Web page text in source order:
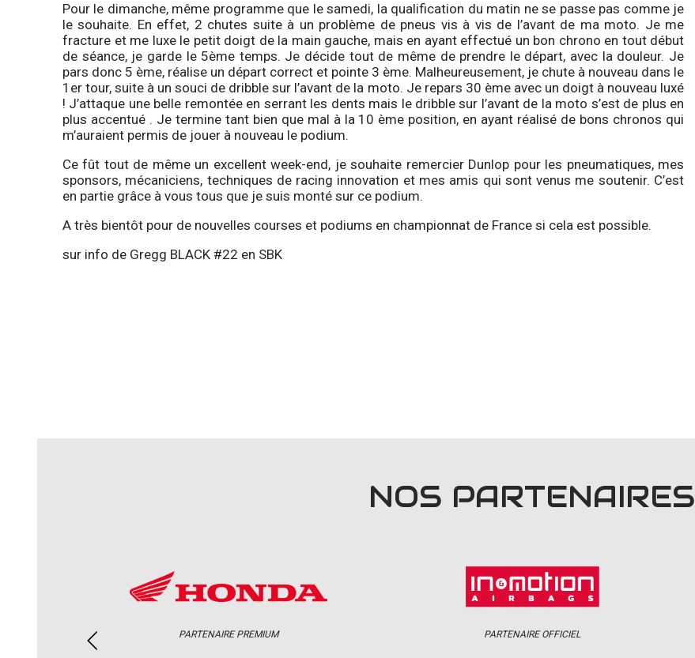
Pour le dimanche, même programme que le samedi, la qualification du matin ne se passe pas comme je
le souhaite. En effet, 2 chutes suite à un problème de pneus vis à vis de l’avant de ma moto. Je me
fracture et me luxe le petit doigt de la main gauche, mais en ayant effectué un bon chrono en tout début
de séance, je garde le 5ème temps. Je décide tout de même de prendre le départ, avec la douleur. Je
pars donc 5 ème, réalise un départ correct et pointe 3 ème. Malheureusement, je chute à nouveau dans le
1er tour, suite à un souci de dribble sur l’avant de la moto. Je repars 30 ème avec un doigt à nouveau luxé
! J’attaque une belle remontée en serrant les dents mais le dribble sur l’avant de la moto s’est de plus en
plus accentué . Je termine tant bien que mal à la 10 ème position, en ayant réalisé de bons chronos qui
m’auraient permis de jouer à nouveau le podium.
Ce fût tout de même un excellent week-end, je souhaite remercier Dunlop pour les pneumatiques, mes
sponsors, mécaniciens, techniques de racing innovation et mes amis qui sont venus me soutenir. C’est
en partie grâce à vous tous que je suis monté sur ce podium.
A très bientôt pour de nouvelles courses et podiums en championnat de France si cela est possible.
sur info de Gregg BLACK #22 en SBK
NOS PARTENAIRES
PARTENAIRE PREMIUM PARTENAIRE OFFICIEL